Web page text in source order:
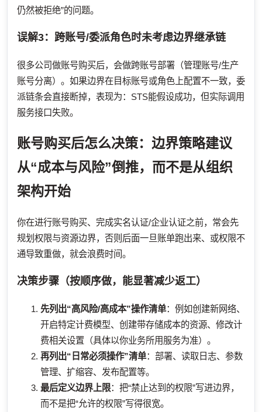
仍然被拒绝”的问题。
误解3：跨账号/委派角色时未考虑边界继承链
很多公司做账号购买后，会做跨账号部署（管理账号/生产
账号分离）。如果边界在目标账号或角色上配置不一致，委
派链条会直接断掉，表现为：STS能假设成功，但实际调用
服务接口失败。
账号购买后怎么决策：边界策略建议
从“成本与风险”倒推，而不是从组织
架构开始
你在进行账号购买、完成实名认证/企业认证之前，常会先
规划权限与资源边界，否则后面一旦账单跑出来、或权限不
通导致重做，就会浪费时间。
决策步骤（按顺序做，能显著减少返工）
先列出“高风险/高成本”操作清单：例如创建新网络、
开启特定计费模型、创建带存储成本的资源、修改计
费相关设置（具体以你业务所用服务为准）。
再列出“日常必须操作”清单：部署、读取日志、参数
管理、扩缩容、发布配置等。
最后定义边界上限：把“禁止达到的权限”写进边界，
而不是把“允许的权限”写得很宽。